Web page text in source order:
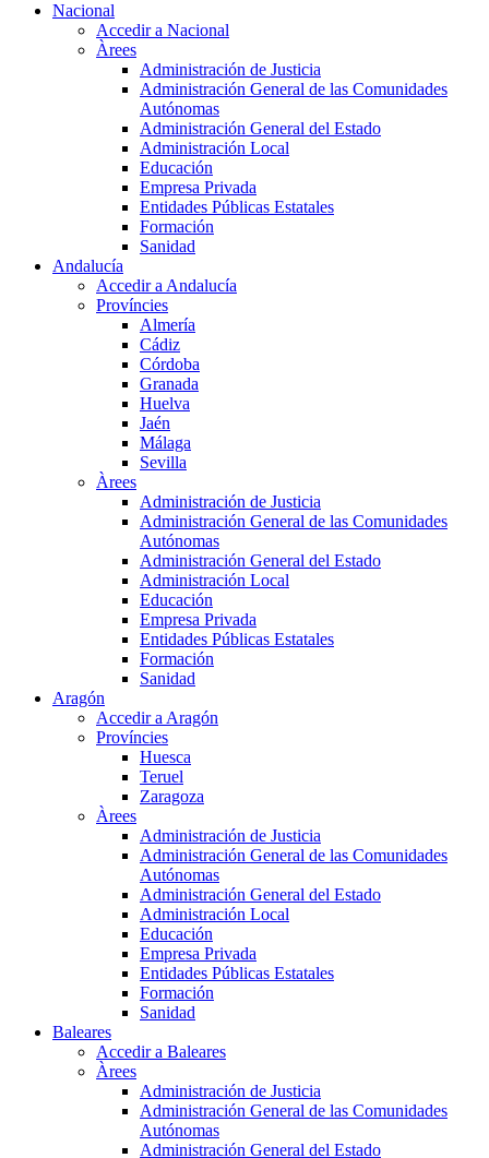
Nacional
Accedir a Nacional
Àrees
Administración de Justicia
Administración General de las Comunidades
Autónomas
Administración General del Estado
Administración Local
Educación
Empresa Privada
Entidades Públicas Estatales
Formación
Sanidad
Andalucía
Accedir a Andalucía
Províncies
Almería
Cádiz
Córdoba
Granada
Huelva
Jaén
Málaga
Sevilla
Àrees
Administración de Justicia
Administración General de las Comunidades
Autónomas
Administración General del Estado
Administración Local
Educación
Empresa Privada
Entidades Públicas Estatales
Formación
Sanidad
Aragón
Accedir a Aragón
Províncies
Huesca
Teruel
Zaragoza
Àrees
Administración de Justicia
Administración General de las Comunidades
Autónomas
Administración General del Estado
Administración Local
Educación
Empresa Privada
Entidades Públicas Estatales
Formación
Sanidad
Baleares
Accedir a Baleares
Àrees
Administración de Justicia
Administración General de las Comunidades
Autónomas
Administración General del Estado